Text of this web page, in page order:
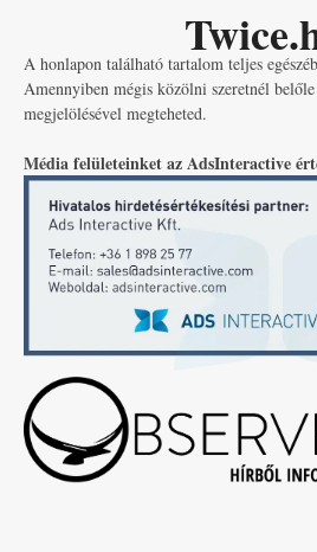
A honlapon található tartalom teljes
Amennyiben mégis közölni szeretnél
megjelölésével megteheted.
Média felületeinket az AdsInteractive